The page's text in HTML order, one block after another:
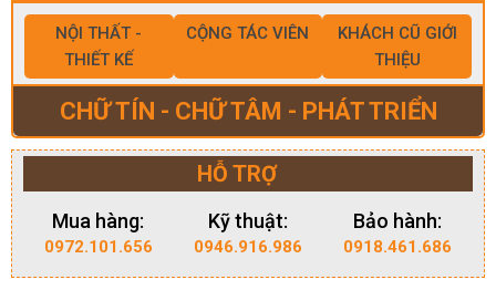
NỘI THẤT -
THIẾT KẾ
CỘNG TÁC VIÊN
KHÁCH CŨ GIỚI
THIỆU
CHỮ TÍN - CHỮ TÂM - PHÁT TRIỂN
HỖ TRỢ
Mua hàng:
0972.101.656
Kỹ thuật:
0946.916.986
Bảo hành:
0918.461.686